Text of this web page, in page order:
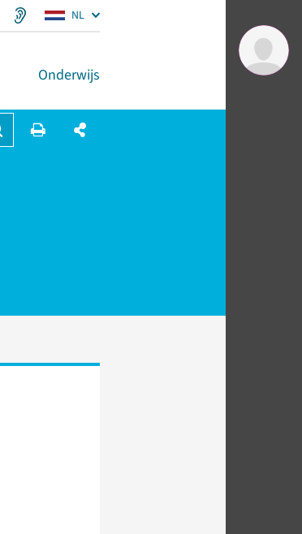
NL
Onderwijs